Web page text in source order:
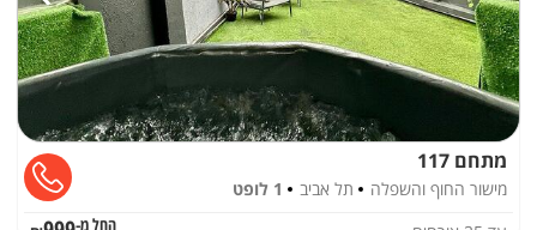
מתחם 117
מישור החוף והשפלה תל אביב
1 לופט